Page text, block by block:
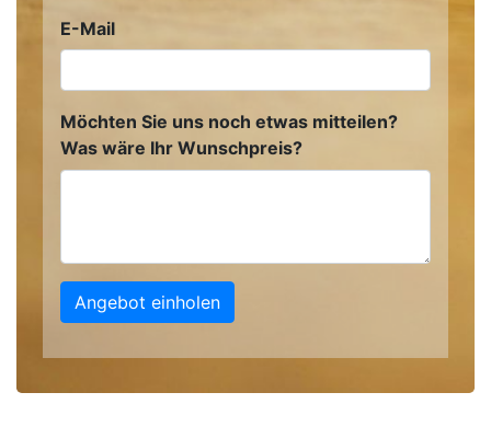
E-Mail
Möchten Sie uns noch etwas mitteilen?
Was wäre Ihr Wunschpreis?
Angebot einholen